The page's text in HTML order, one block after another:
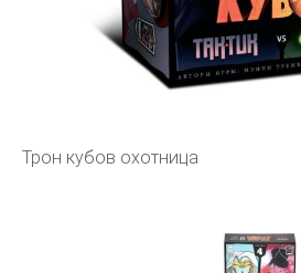
Трон кубов охотница